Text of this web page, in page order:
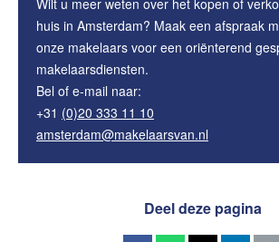
huis in Amsterdam? Maak een afspraak
onze makelaars voor een oriënterend
makelaarsdiensten.
Bel of e-mail naar:
+31 (0)20 333 11 10
amsterdam@makelaarsvan.nl
Deel deze pagina